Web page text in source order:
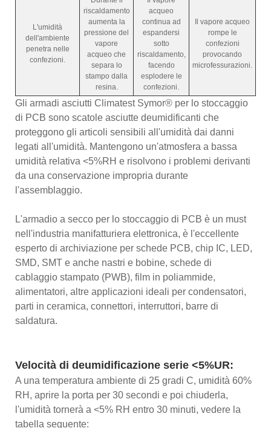
L'umidità
dell'ambiente
penetra nelle
confezioni.
riscaldamento
aumenta la
pressione del
vapore
acqueo che
separa lo
stampo dalla
resina.
acqueo
continua ad
espandersi
sotto
riscaldamento,
facendo
esplodere le
confezioni.
Il vapore acqueo
rompe le
confezioni
provocando
microfessurazioni.
Gli armadi asciutti Climatest Symor® per lo stoccaggio
di PCB sono scatole asciutte deumidificanti che
proteggono gli articoli sensibili all'umidità dai danni
legati all'umidità. Mantengono un'atmosfera a bassa
umidità relativa <5%RH e risolvono i problemi derivanti
da una conservazione impropria durante
l'assemblaggio.
L'armadio a secco per lo stoccaggio di PCB è un must
nell'industria manifatturiera elettronica, è l'eccellente
esperto di archiviazione per schede PCB, chip IC, LED,
SMD, SMT e anche nastri e bobine, schede di
cablaggio stampato (PWB), film in poliammide,
alimentatori, altre applicazioni ideali per condensatori,
parti in ceramica, connettori, interruttori, barre di
saldatura.
Velocità di deumidificazione serie <5%UR:
A una temperatura ambiente di 25 gradi C, umidità 60%
RH, aprire la porta per 30 secondi e poi chiuderla,
l'umidità tornerà a <5% RH entro 30 minuti, vedere la
tabella seguente: